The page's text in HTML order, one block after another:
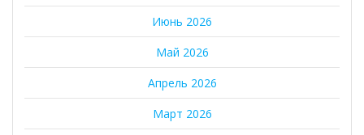
Июнь 2026
Май 2026
Апрель 2026
Март 2026